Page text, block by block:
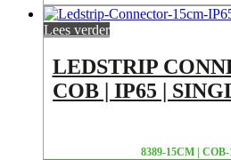
Lees verder
LEDSTRIP
COB | IP65 |
8389-15CM |